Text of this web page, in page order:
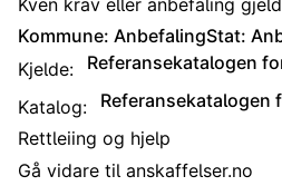
Kven krav eller anbefaling
Kommune: AnbefalingStat:
Kjelde:
Referansekatalogen
Katalog:
Referansekatalogen
Rettleiing og hjelp
Gå vidare til anskaffelser.no